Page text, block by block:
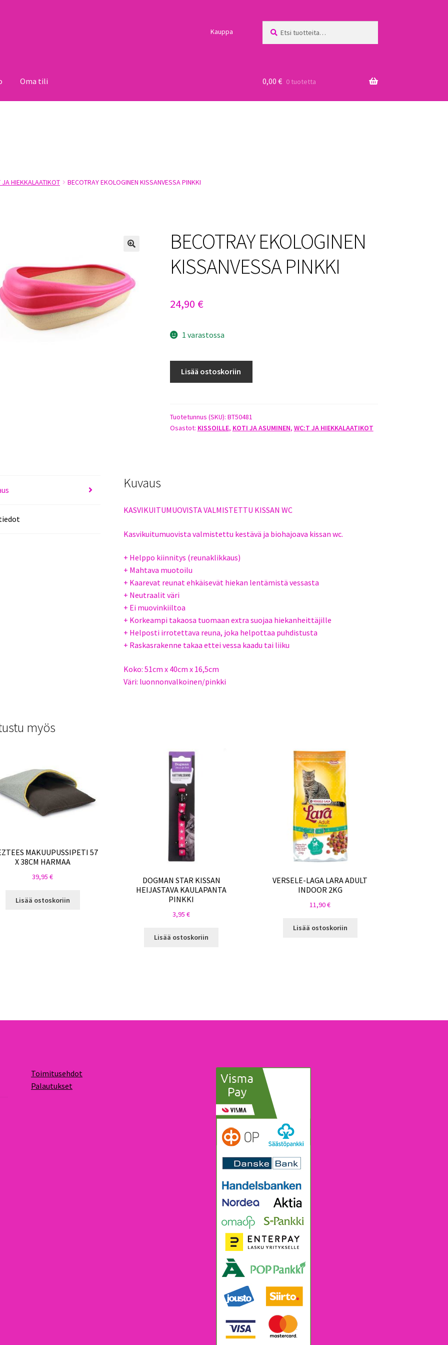
Kauppa
Oma tili 0,00 € 0 tuotetta
JA HIEKKALAATIKOT BECOTRAY EKOLOGINEN KISSANVESSA PINKKI
BECOTRAY EKOLOGINEN
KISSANVESSA PINKKI
24,90 €
1 varastossa
määrä
Lisää ostoskoriin
Tuotetunnus (SKU): BT50481
Osastot: KISSOILLE, KOTI JA ASUMINEN, WC:T JA HIEKKALAATIKOT
Kuvaus
KASVIKUITUMUOVISTA VALMISTETTU KISSAN WC
Kasvikuitumuovista valmistettu kestävä ja biohajoava kissan wc.
+ Helppo kiinnitys (reunaklikkaus)
+ Mahtava muotoilu
+ Kaarevat reunat ehkäisevät hiekan lentämistä vessasta
+ Neutraalit väri
+ Ei muovinkiiltoa
+ Korkeampi takaosa tuomaan extra suojaa hiekanheittäjille
+ Helposti irrotettava reuna, joka helpottaa puhdistusta
+ Raskasrakenne takaa ettei vessa kaadu tai liiku
Koko: 51cm x 40cm x 16,5cm
Väri: luonnonvalkoinen/pinkki
myös
MAKUUPUSSIPETI 57
X 38CM HARMAA
39,95€
Lisää ostoskoriin
DOGMAN STAR KISSAN
HEIJASTAVA KAULAPANTA
PINKKI
3,95€
Lisää ostoskoriin
VERSELE-LAGA LARA ADULT
INDOOR 2KG
11,90€
Lisää ostoskoriin
Toimitusehdot
Palautukset